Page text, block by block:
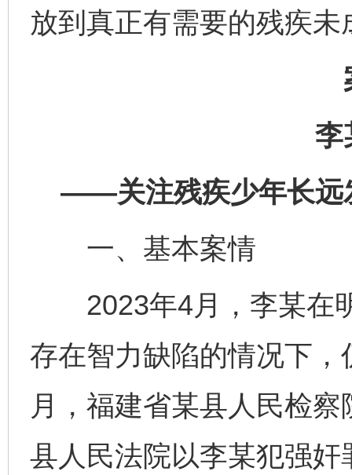
放到真正有需要的残疾
李
——关注残疾少年长远
一、基本案情
2023年4月，李某在
存在智力缺陷的情况下
月，福建省某县人民检
县人民法院以李某犯强